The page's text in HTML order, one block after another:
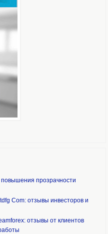
прозрачности
Com: отзывы инвесторов и
отзывы от клиентов